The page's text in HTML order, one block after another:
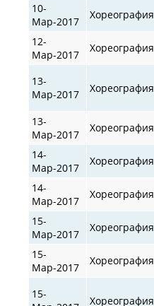
10-
Мар-2017
Хореография
12-
Мар-2017
Хореография
13-
Мар-2017
Хореография
13-
Мар-2017
Хореография
14-
Мар-2017
Хореография
14-
Мар-2017
Хореография
15-
Мар-2017
Хореография
15-
Мар-2017
Хореография
15-
Хореография